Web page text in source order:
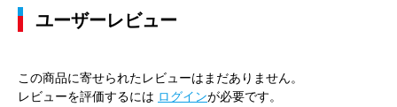
ユーザーレビュー
この商品に寄せられたレビューはまだありません。
レビューを評価するには ログインが必要です。